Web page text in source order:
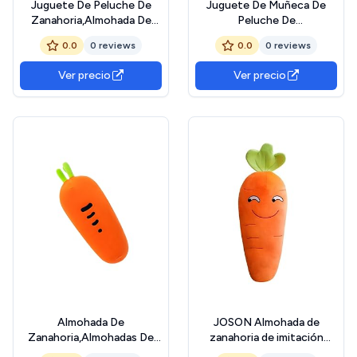
Juguete De Peluche De
Zanahoria,Almohada De
Zanahoria | Almohada
abrazadora de Zanahoria -
Divertido Juguete de
Peluche Relleno de
Zanahoria, decoración del
0.0 0 reviews
Ver precio
Juguete De Muñeca De
Peluche De
Zanahoria,Almohada De
Felpa De Zanahoria -
Almohada abrazadora de
Zanahoria,Juguetes
Divertidos de Peluche de
0.0 0 reviews
Ver precio
Almohada De
Zanahoria,Almohadas De
Verduras De Felpa |
JOSON Almohada de
zanahoria de imitación
naranja, muñeca de